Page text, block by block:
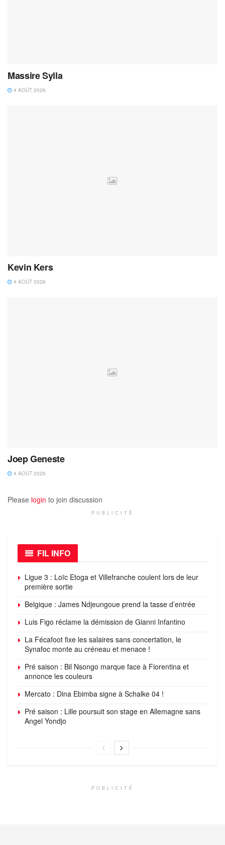
Massire Sylla
4 AOÛT 2026
Kevin Kers
4 AOÛT 2026
Joep Geneste
4 AOÛT 2026
Please login to join discussion
PUBLICITÉ
FIL INFO
Ligue 3 : Loïc Etoga et Villefranche coulent lors de leur
première sortie
Belgique : James Ndjeungoue prend la tasse d’entrée
Luis Figo réclame la démission de Gianni Infantino
La Fécafoot fixe les salaires sans concertation, le
Synafoc monte au créneau et menace !
Pré saison : Bil Nsongo marque face à Fiorentina et
annonce les couleurs
Mercato : Dina Ebimba signe à Schalke 04 !
Pré saison : Lille poursuit son stage en Allemagne sans
Angel Yondjo
PUBLICITÉ